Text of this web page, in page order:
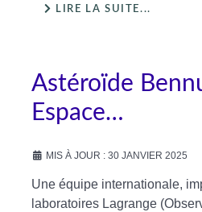
LIRE LA SUITE...
Astéroïde
Espace…
MIS À JOUR : 30 JANVIER 2025
Une équipe internationale,
laboratoires Lagrange